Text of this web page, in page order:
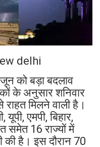
delhi
को बड़ा बदलाव
के अनुसार शनिवार
राहत मिलने वाली है।
एमपी, बिहार,
समेत 16 राज्यों में
की है। इस दौरान 70